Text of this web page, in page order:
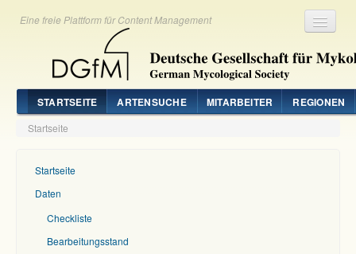
Eine freie Plattform für Content Management
STARTSEITE ARTENSUCHE MITARBEITER REGIONEN
Startseite
Startseite
Daten
Checkliste
Bearbeitungsstand